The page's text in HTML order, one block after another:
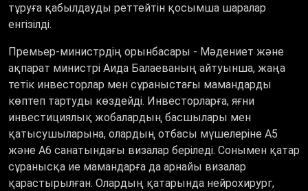
тұруға қабылдауды реттейтін қосымша шаралар
енгізілді.
Премьер-министрдің орынбасары - Мәдениет және
ақпарат министрі Аида Балаеваның айтуынша, жаңа
тетік инвесторлар мен сұраныстағы мамандарды
көптеп тартуды көздейді. Инвесторларға, яғни
инвестициялық жобалардың басшылары мен
қатысушыларына, олардың отбасы мүшелеріне А5
және А6 санатындағы визалар беріледі. Сонымен қатар
сұранысқа ие мамандарға да арнайы визалар
қарастырылған. Олардың қатарында нейрохирург,